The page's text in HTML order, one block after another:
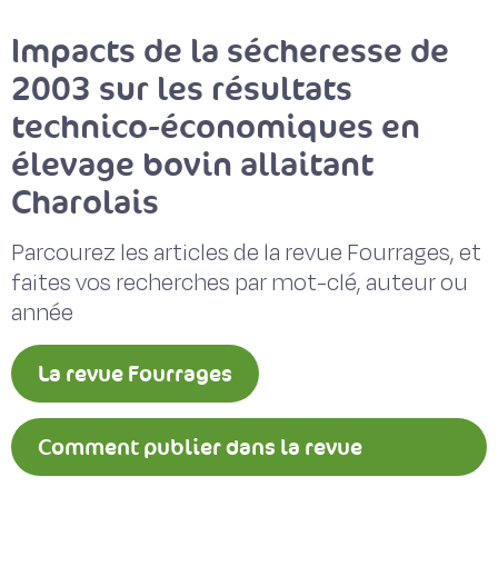
Impacts de la sécheresse de
2003 sur les résultats
technico-économiques en
élevage bovin allaitant
Charolais
Parcourez les articles de la revue Fourrages, et
faites vos recherches par mot-clé, auteur ou
année
La revue Fourrages
Comment publier dans la revue